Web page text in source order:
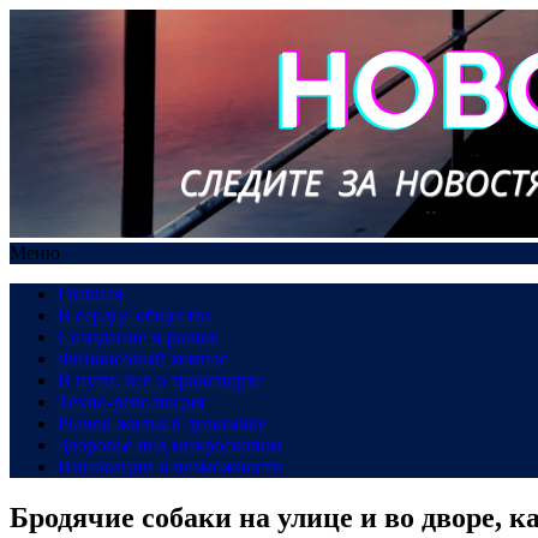
Меню
Главная
В сердце общества
Созидание и рынок
Финансовый компас
В пути: все о транспорте
Техно-революция
Рынок жилья в динамике
Здоровье под микроскопом
Инновации и возможности
Бродячие собаки на улице и во дворе,